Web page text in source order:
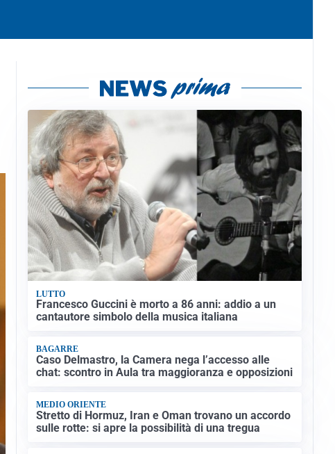
LUTTO
Francesco Guccini è morto a 86 anni: addio a un
cantautore simbolo della musica italiana
BAGARRE
Caso Delmastro, la Camera nega l’accesso alle
chat: scontro in Aula tra maggioranza e opposizioni
MEDIO ORIENTE
Stretto di Hormuz, Iran e Oman trovano un accordo
sulle rotte: si apre la possibilità di una tregua